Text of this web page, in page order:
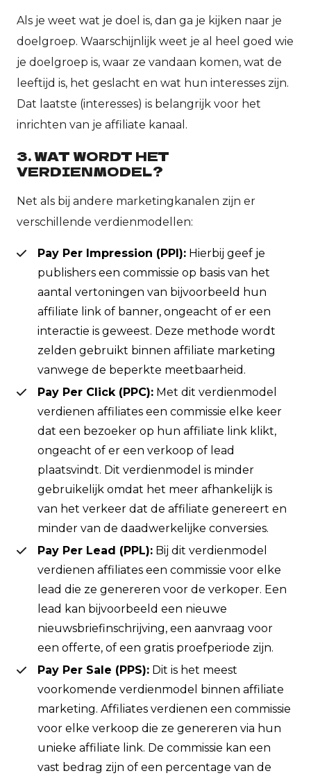
Als je weet wat je doel is, dan ga je kijken naar je
doelgroep. Waarschijnlijk weet je al heel goed wie
je doelgroep is, waar ze vandaan komen, wat de
leeftijd is, het geslacht en wat hun interesses zijn.
Dat laatste (interesses) is belangrijk voor het
inrichten van je affiliate kanaal.
3. WAT WORDT HET
VERDIENMODEL?
Net als bij andere marketingkanalen zijn er
verschillende verdienmodellen:
Pay Per Impression (PPI): Hierbij geef je
publishers een commissie op basis van het
aantal vertoningen van bijvoorbeeld hun
affiliate link of banner, ongeacht of er een
interactie is geweest. Deze methode wordt
zelden gebruikt binnen affiliate marketing
vanwege de beperkte meetbaarheid.
Pay Per Click (PPC): Met dit verdienmodel
verdienen affiliates een commissie elke keer
dat een bezoeker op hun affiliate link klikt,
ongeacht of er een verkoop of lead
plaatsvindt. Dit verdienmodel is minder
gebruikelijk omdat het meer afhankelijk is
van het verkeer dat de affiliate genereert en
minder van de daadwerkelijke conversies.
Pay Per Lead (PPL): Bij dit verdienmodel
verdienen affiliates een commissie voor elke
lead die ze genereren voor de verkoper. Een
lead kan bijvoorbeeld een nieuwe
nieuwsbriefinschrijving, een aanvraag voor
een offerte, of een gratis proefperiode zijn.
Pay Per Sale (PPS): Dit is het meest
voorkomende verdienmodel binnen affiliate
marketing. Affiliates verdienen een commissie
voor elke verkoop die ze genereren via hun
unieke affiliate link. De commissie kan een
vast bedrag zijn of een percentage van de